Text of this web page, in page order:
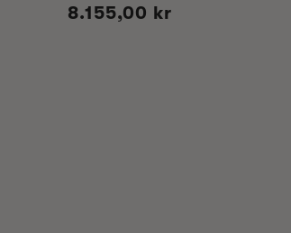
Vanlig
8.155,00 kr